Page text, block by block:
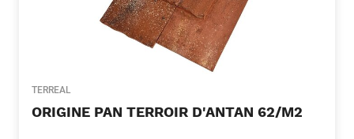
TERREAL
ORIGINE PAN TERROIR D'ANTAN 62/M2